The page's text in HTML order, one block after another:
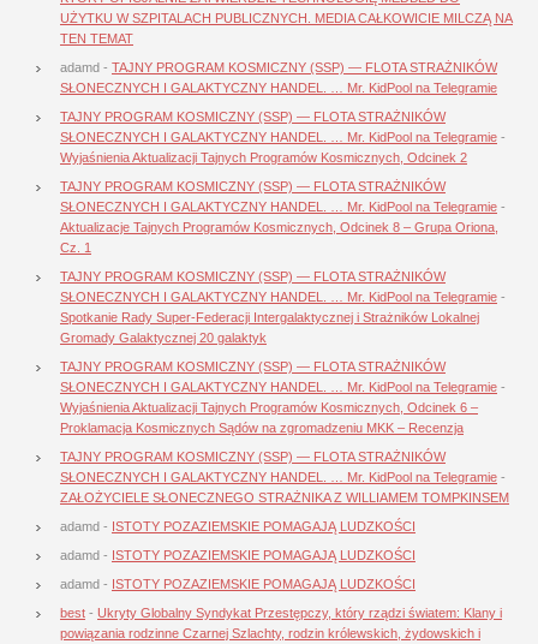
UŻYTKU W SZPITALACH PUBLICZNYCH. MEDIA CAŁKOWICIE MILCZĄ NA
TEN TEMAT
adamd - TAJNY PROGRAM KOSMICZNY (SSP) — FLOTA STRAŻNIKÓW
SŁONECZNYCH I GALAKTYCZNY HANDEL. … Mr. KidPool na Telegramie
TAJNY PROGRAM KOSMICZNY (SSP) — FLOTA STRAŻNIKÓW
SŁONECZNYCH I GALAKTYCZNY HANDEL. … Mr. KidPool na Telegramie -
Wyjaśnienia Aktualizacji Tajnych Programów Kosmicznych, Odcinek 2
TAJNY PROGRAM KOSMICZNY (SSP) — FLOTA STRAŻNIKÓW
SŁONECZNYCH I GALAKTYCZNY HANDEL. … Mr. KidPool na Telegramie -
Aktualizacje Tajnych Programów Kosmicznych, Odcinek 8 – Grupa Oriona,
Cz. 1
TAJNY PROGRAM KOSMICZNY (SSP) — FLOTA STRAŻNIKÓW
SŁONECZNYCH I GALAKTYCZNY HANDEL. … Mr. KidPool na Telegramie -
Spotkanie Rady Super-Federacji Intergalaktycznej i Strażników Lokalnej
Gromady Galaktycznej 20 galaktyk
TAJNY PROGRAM KOSMICZNY (SSP) — FLOTA STRAŻNIKÓW
SŁONECZNYCH I GALAKTYCZNY HANDEL. … Mr. KidPool na Telegramie -
Wyjaśnienia Aktualizacji Tajnych Programów Kosmicznych, Odcinek 6 –
Proklamacja Kosmicznych Sądów na zgromadzeniu MKK – Recenzja
TAJNY PROGRAM KOSMICZNY (SSP) — FLOTA STRAŻNIKÓW
SŁONECZNYCH I GALAKTYCZNY HANDEL. … Mr. KidPool na Telegramie -
ZAŁOŻYCIELE SŁONECZNEGO STRAŻNIKA Z WILLIAMEM TOMPKINSEM
adamd - ISTOTY POZAZIEMSKIE POMAGAJĄ LUDZKOŚCI
adamd - ISTOTY POZAZIEMSKIE POMAGAJĄ LUDZKOŚCI
adamd - ISTOTY POZAZIEMSKIE POMAGAJĄ LUDZKOŚCI
best - Ukryty Globalny Syndykat Przestępczy, który rządzi światem: Klany i
powiązania rodzinne Czarnej Szlachty, rodzin królewskich, żydowskich i